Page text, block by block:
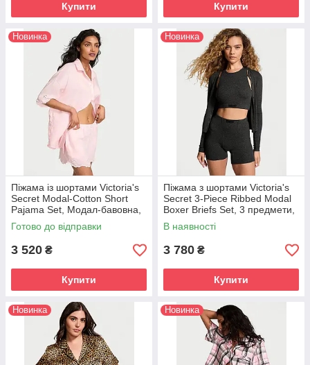
Купити Купити
Новинка
Піжама із шортами Victoria's
Secret Modal-Cotton Short
Pajama Set, Модал-бавовна,
Рожева
Готово до відправки
3 520 ₴
Купити
Новинка
Піжама з шортами Victoria's
Secret 3-Piece Ribbed Modal
Boxer Briefs Set, 3 предмети,
Темно-сіра
В наявності
3 780 ₴
Купити
Новинка Новинка